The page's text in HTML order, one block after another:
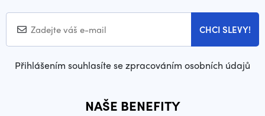
CHCI SLEVY!
Přihlášením souhlasíte se zpracováním osobních údajů
NAŠE BENEFITY